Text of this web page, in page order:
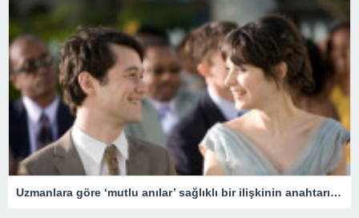
Uzmanlara göre ‘mutlu anılar’ sağlıklı bir ilişkinin anahtarı olabilir